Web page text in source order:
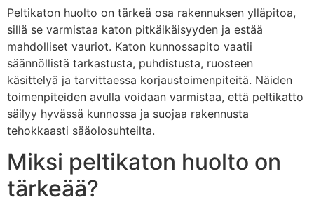
Peltikaton huolto on tärkeä osa rakennuksen ylläpitoa,
sillä se varmistaa katon pitkäikäisyyden ja estää
mahdolliset vauriot. Katon kunnossapito vaatii
säännöllistä tarkastusta, puhdistusta, ruosteen
käsittelyä ja tarvittaessa korjaustoimenpiteitä. Näiden
toimenpiteiden avulla voidaan varmistaa, että peltikatto
säilyy hyvässä kunnossa ja suojaa rakennusta
tehokkaasti sääolosuhteilta.
Miksi peltikaton huolto on
tärkeää?